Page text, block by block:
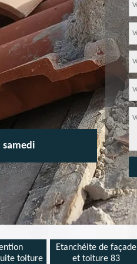
samedi
toiture
Etanchéite de façade
et toiture 83